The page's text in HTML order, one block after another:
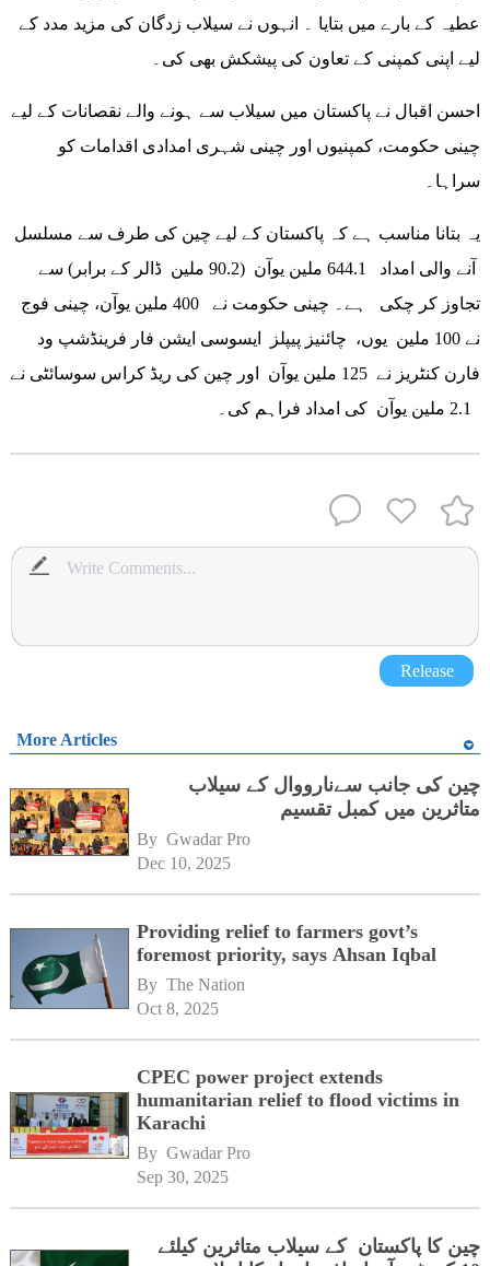
عطیہ کے بارے میں بتایا ۔ انہوں نے سیلاب زدگان کی مزید مدد کے
لیے اپنی کمپنی کے تعاون کی پیشکش بھی کی۔
احسن اقبال نے پاکستان میں سیلاب سے ہونے والے نقصانات کے لیے
چینی حکومت، کمپنیوں اور چینی شہری امدادی اقدامات کو
سراہا۔
یہ بتانا مناسب ہے کہ پاکستان کے لیے چین کی طرف سے مسلسل
آنے والی امداد 644.1 ملین یوآن (90.2 ملین ڈالر کے برابر) سے
تجاوز کر چکی ہے۔ چینی حکومت نے 400 ملین یوآن، چینی فوج
نے 100 ملین یوں، چائنیز پیپلز ایسوسی ایشن فار فرینڈشپ ود
فارن کنٹریز نے 125 ملین یوآن اور چین کی ریڈ کراس سوسائٹی نے
Release
More Articles
چین کی جانب سےنارووال کے سیلاب
متاثرین میں کمبل تقسیم
By Gwadar Pro
Dec 10, 2025
Providing relief to farmers govt’s
foremost priority, says Ahsan Iqbal
By The Nation
Oct 8, 2025
CPEC power project extends
humanitarian relief to flood victims in
Karachi
By Gwadar Pro
Sep 30, 2025
چین کا پاکستان کے سیلاب متاثرین کیلئے